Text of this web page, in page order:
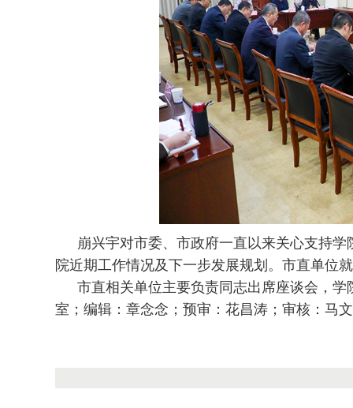
崩兴宇对市委、市政府一直以来关心支持
院近期工作情况及下一步发展规划。市直单位
市直相关单位主要负责同志出席座谈会，
室；编辑：章念念；预审：花昌涛；审核：马